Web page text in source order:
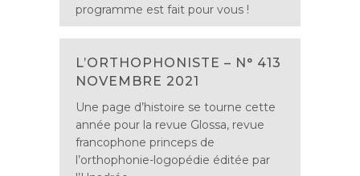
programme est fait pour vous !
L’ORTHOPHONISTE – N° 413
NOVEMBRE 2021
Une page d’histoire se tourne cette
année pour la revue Glossa, revue
francophone princeps de
l’orthophonie-logopédie éditée par